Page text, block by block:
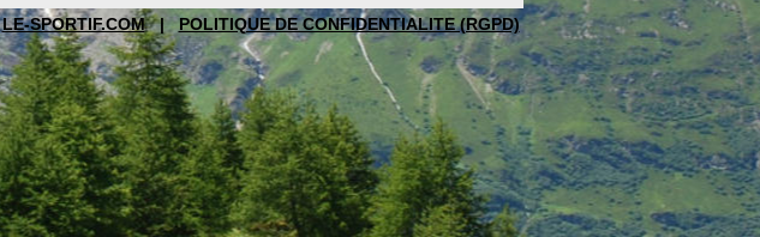
LE-SPORTIF.COM | POLITIQUE DE CONFIDENTIALITE (RGPD)